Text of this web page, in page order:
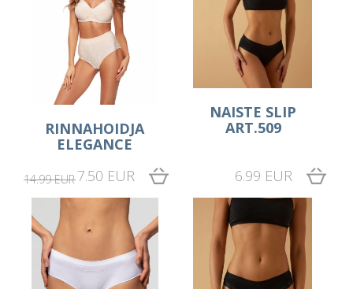
RINNAHOIDJA
ELEGANCE
14.99 EUR7.50 EUR
NAISTE SLIP
ART.509
6.99 EUR